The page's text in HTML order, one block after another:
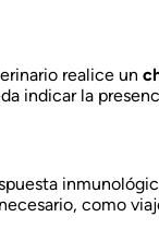
realice un
indicar la
como